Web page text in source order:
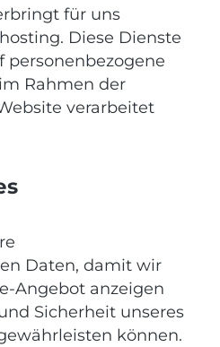
für uns
Diese Dienste
personenbezogene
Rahmen der
verarbeitet
Daten, damit wir
Angebot anzeigen
Sicherheit unseres
können.